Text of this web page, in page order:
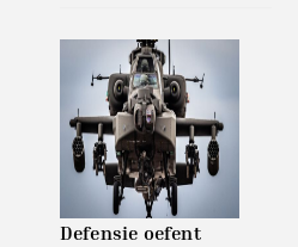
Defensie oefent